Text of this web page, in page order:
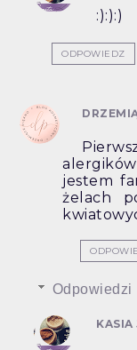
:):):)
ODPOWIEDZ
jestem
żelach
Odpowiedzi
KASIA